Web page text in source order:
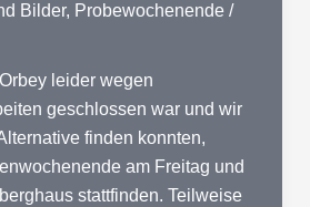
Bilder, Probewochenende/
leider wegen
geschlossen war und wir
finden konnten,
am Freitag und
stattfinden. Teilweise